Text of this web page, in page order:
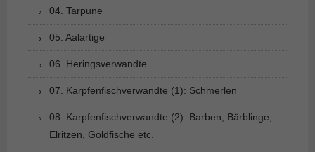
04. Tarpune
05. Aalartige
06. Heringsverwandte
07. Karpfenfischverwandte (1): Schmerlen
08. Karpfenfischverwandte (2): Barben, Bärblinge,
Elritzen, Goldfische etc.